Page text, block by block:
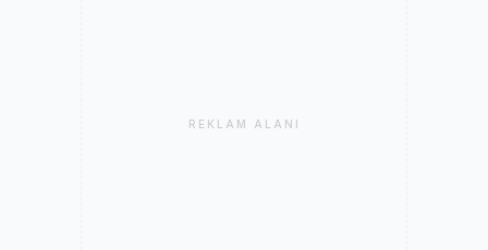
REKLAM ALANI